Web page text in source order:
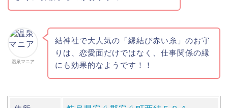
温泉マニア
結神社で大人気の「縁結び赤い糸」のお守
りは、恋愛面だけではなく、仕事関係の縁
にも効果的なようです！！